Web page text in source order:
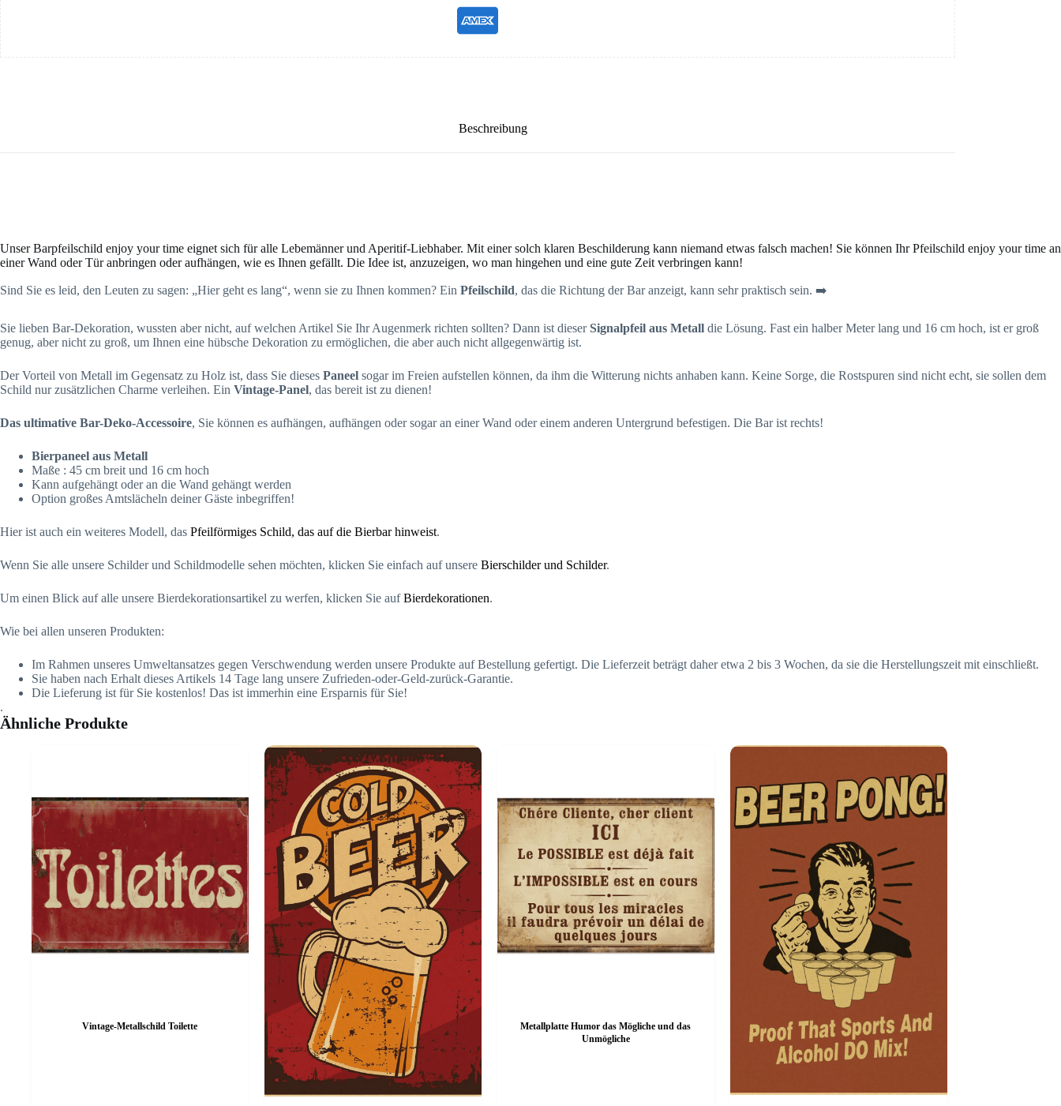
Beschreibung
Unser Barpfeilschild enjoy your time eignet sich für alle Lebemänner und Aperitif-Liebhaber. Mit einer solch klaren Beschilderung kann niemand etwas falsch machen! Sie können Ihr Pfeilschild enjoy your time an
einer Wand oder Tür anbringen oder aufhängen, wie es Ihnen gefällt. Die Idee ist, anzuzeigen, wo man hingehen und eine gute Zeit verbringen kann!
Sind Sie es leid, den Leuten zu sagen: „Hier geht es lang“, wenn sie zu Ihnen kommen? Ein Pfeilschild, das die Richtung der Bar anzeigt, kann sehr praktisch sein. ➡️
Sie lieben Bar-Dekoration, wussten aber nicht, auf welchen Artikel Sie Ihr Augenmerk richten sollten? Dann ist dieserSignalpfeil aus Metall die Lösung. Fast ein halber Meter lang und 16 cm hoch, ist er groß
genug, aber nicht zu groß, um Ihnen eine hübsche Dekoration zu ermöglichen, die aber auch nicht allgegenwärtig ist.
Der Vorteil von Metall im Gegensatz zu Holz ist, dass Sie dieses Paneel sogar im Freien aufstellen können, da ihm die Witterung nichts anhaben kann. Keine Sorge, die Rostspuren sind nicht echt, sie sollen dem
Schild nur zusätzlichen Charme verleihen. Ein Vintage-Panel, das bereit ist zu dienen!
Das ultimative Bar-Deko-Accessoire, Sie können es aufhängen, aufhängen oder sogar an einer Wand oder einem anderen Untergrund befestigen. Die Bar ist rechts!
Bierpaneel aus Metall
Maße : 45 cm breit und 16 cm hoch
Kann aufgehängt oder an die Wand gehängt werden
Option großes Amtslächeln deiner Gäste inbegriffen!
Hier ist auch ein weiteres Modell, das Pfeilförmiges Schild, das auf die Bierbar hinweist.
Wenn Sie alle unsere Schilder und Schildmodelle sehen möchten, klicken Sie einfach auf unsere Bierschilder und Schilder.
Um einen Blick auf alle unsere Bierdekorationsartikel zu werfen, klicken Sie aufBierdekorationen.
Wie bei allen unseren Produkten:
Im Rahmen unseres Umweltansatzes gegen Verschwendung werden unsere Produkte auf Bestellung gefertigt. Die Lieferzeit beträgt daher etwa 2 bis 3 Wochen, da sie die Herstellungszeit mit einschließt.
Sie haben nach Erhalt dieses Artikels 14 Tage lang unsere Zufrieden-oder-Geld-zurück-Garantie.
Die Lieferung ist für Sie kostenlos! Das ist immerhin eine Ersparnis für Sie!
.
Ähnliche Produkte
Vintage-Metallschild Toilette
Metallplatte Humor das Mögliche und das
Unmögliche